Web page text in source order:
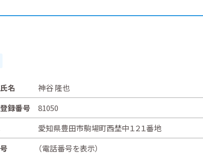
名
神谷 隆也
録番号
81050
愛知県豊田市駒場町西埜中１２１番地
（電話番号を表示）